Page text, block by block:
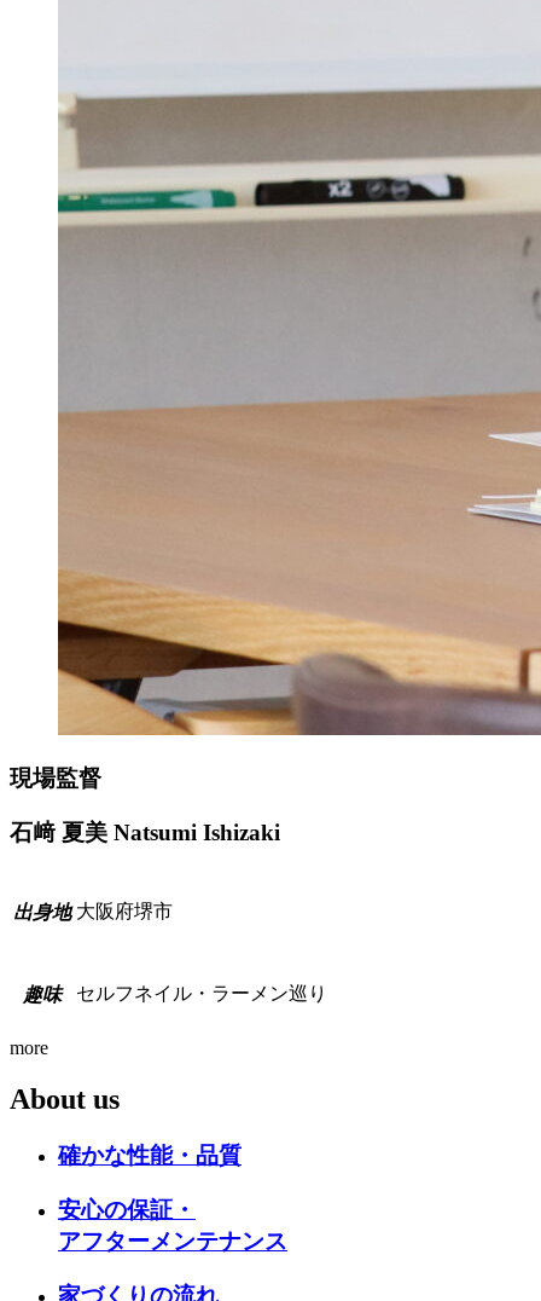
現場監督
石﨑 夏美 Natsumi Ishizaki
出身地 大阪府堺市
趣味 セルフネイル・ラーメン巡り
more
About us
確かな性能・品質
安心の保証・
アフターメンテナンス
家づくりの流れ